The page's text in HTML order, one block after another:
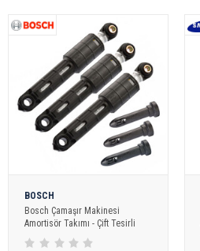
BOSCH
Bosch Çamaşır Makinesi
Amortisör Takımı - Çift Tesirli